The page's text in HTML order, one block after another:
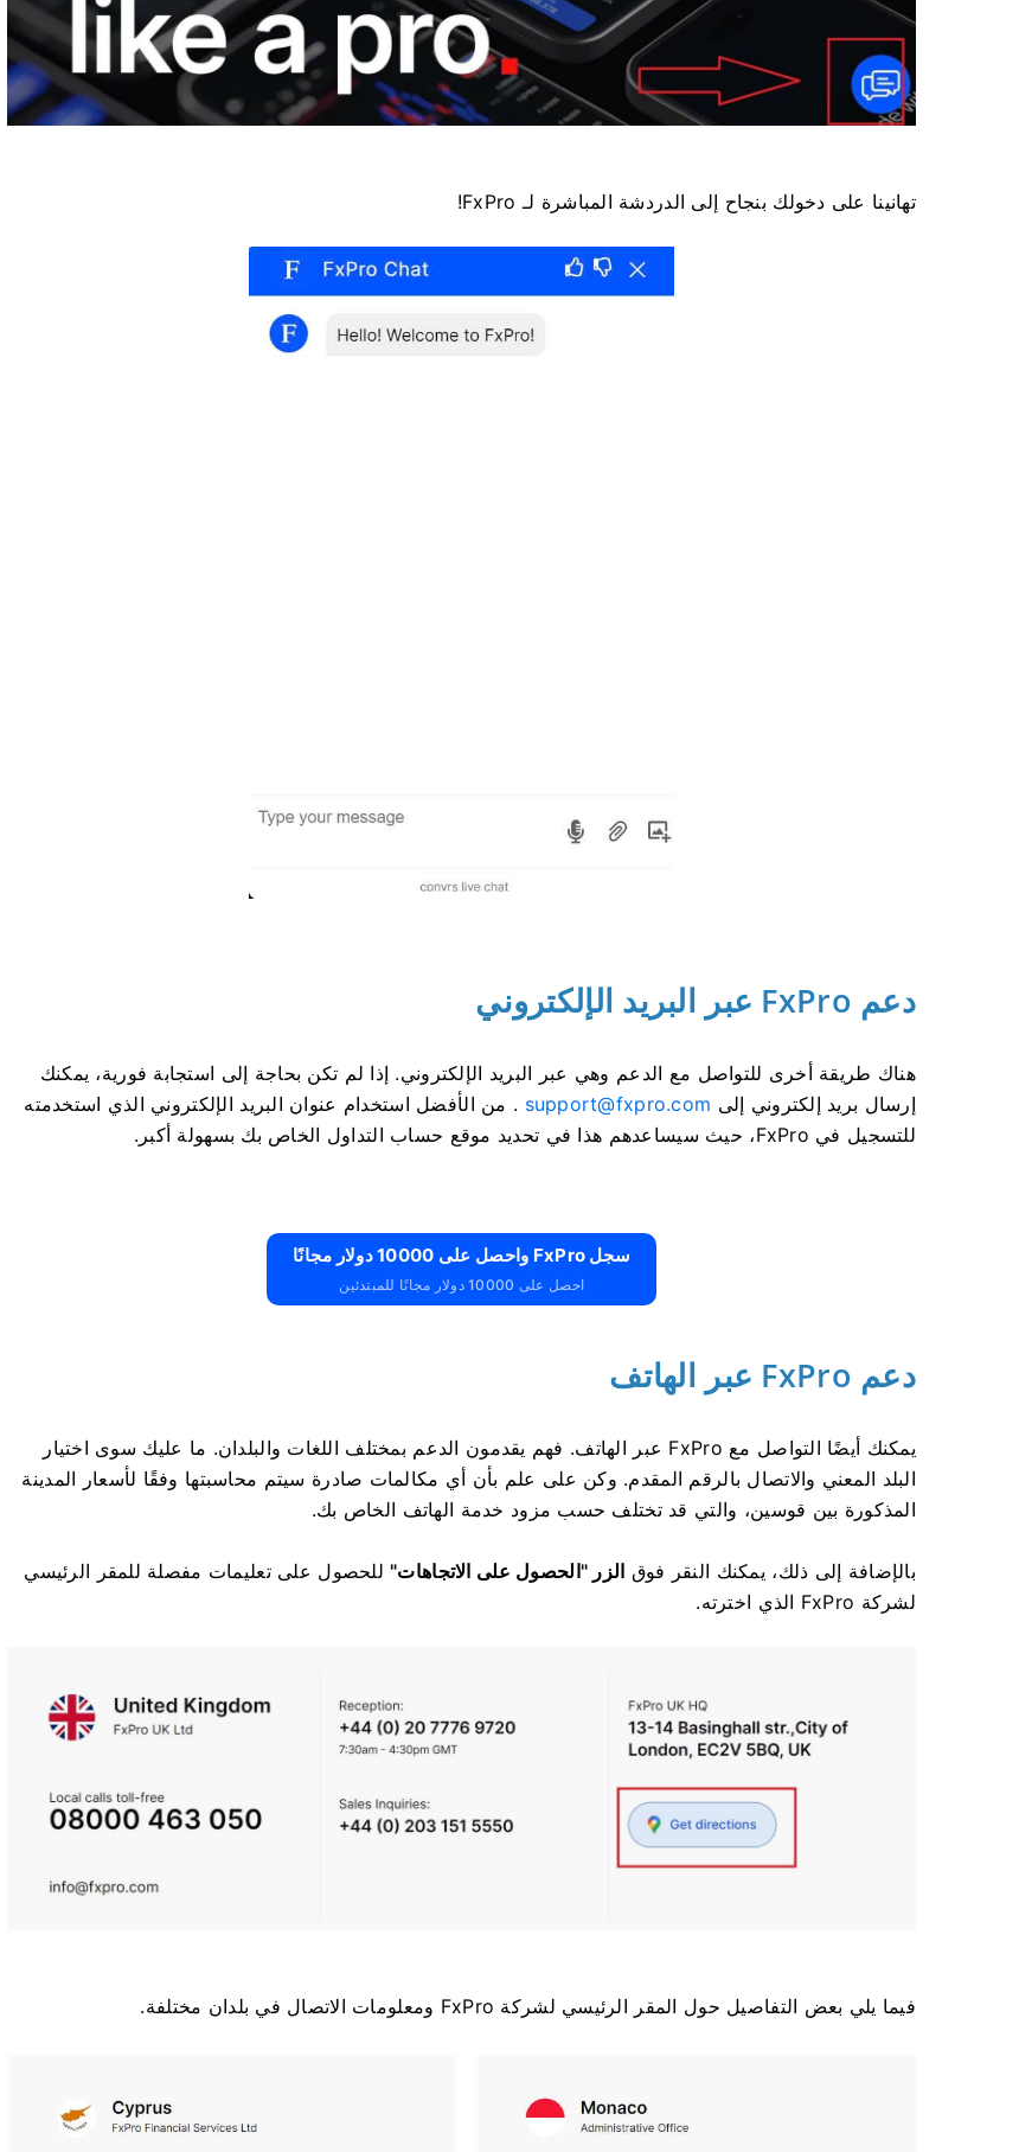
تهانينا على دخولك بنجاح إلى الدردشة المباشرة لـ FxPro!
دعم FxPro عبر البريد الإلكتروني
هناك طريقة أخرى للتواصل مع الدعم وهي عبر البريد الإلكتروني. إذا لم تكن بحاجة إلى استجابة فورية، يمكنك
إرسال بريد إلكتروني إلى support@fxpro.com . من الأفضل استخدام عنوان البريد الإلكتروني الذي استخدمته
للتسجيل في FxPro، حيث سيساعدهم هذا في تحديد موقع حساب التداول الخاص بك بسهولة أكبر.
سجل FxPro واحصل على 10000 دولار مجانًا
احصل على 10000 دولار مجانًا للمبتدئين
دعم FxPro عبر الهاتف
يمكنك أيضًا التواصل مع FxPro عبر الهاتف. فهم يقدمون الدعم بمختلف اللغات والبلدان. ​​ما عليك سوى اختيار
البلد المعني والاتصال بالرقم المقدم. وكن على علم بأن أي مكالمات صادرة سيتم محاسبتها وفقًا لأسعار المدينة
المذكورة بين قوسين، والتي قد تختلف حسب مزود خدمة الهاتف الخاص بك.
بالإضافة إلى ذلك، يمكنك النقر فوق الزر "الحصول على الاتجاهات" للحصول على تعليمات مفصلة للمقر الرئيسي
لشركة FxPro الذي اخترته.
فيما يلي بعض التفاصيل حول المقر الرئيسي لشركة FxPro ومعلومات الاتصال في بلدان مختلفة.